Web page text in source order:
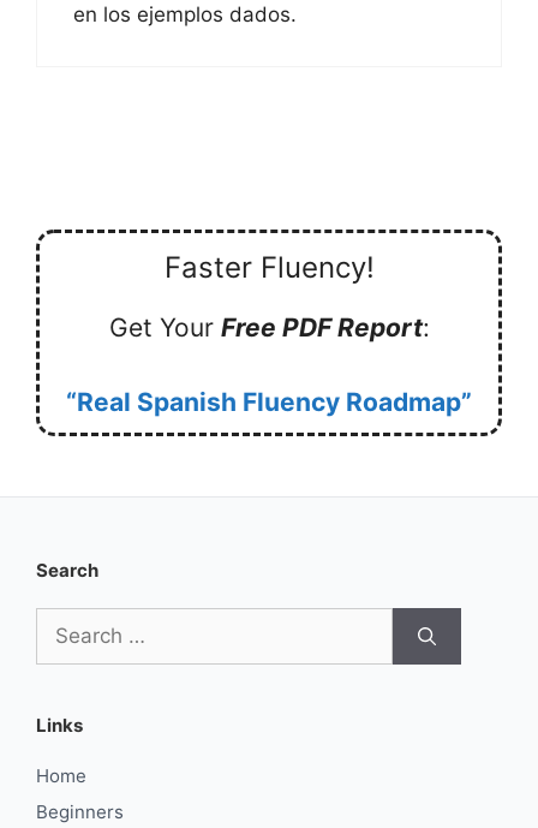
en los ejemplos dados.
Faster Fluency!
Get Your Free PDF Report:
“Real Spanish Fluency Roadmap”
Search
for:
Links
Home
Beginners